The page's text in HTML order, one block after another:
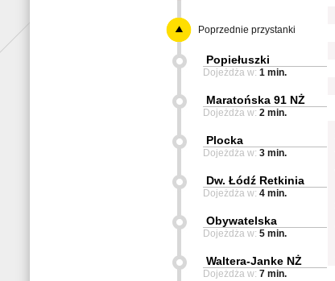
Poprzednie przystanki
Popiełuszki
Dojeżdża w: 1 min.
Maratońska 91 NŻ
Dojeżdża w: 2 min.
Plocka
Dojeżdża w: 3 min.
Dw. Łódź Retkinia
Dojeżdża w: 4 min.
Obywatelska
Dojeżdża w: 5 min.
Waltera-Janke NŻ
Dojeżdża w: 7 min.